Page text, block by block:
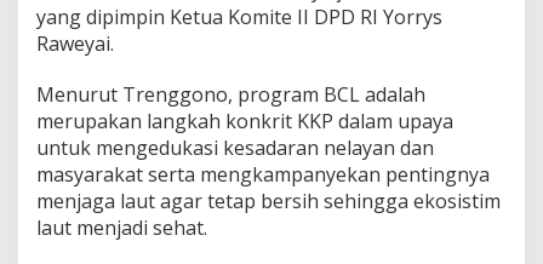
yang dipimpin Ketua Komite II DPD RI Yorrys
Raweyai.
Menurut Trenggono, program BCL adalah
merupakan langkah konkrit KKP dalam upaya
untuk mengedukasi kesadaran nelayan dan
masyarakat serta mengkampanyekan pentingnya
menjaga laut agar tetap bersih sehingga ekosistim
laut menjadi sehat.